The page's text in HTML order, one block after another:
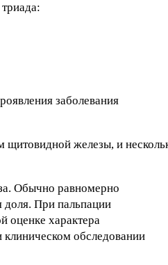
заболевания
щитовидной железы, и
Обычно равномерно
доля. При пальпации
оценке характера
обследовании